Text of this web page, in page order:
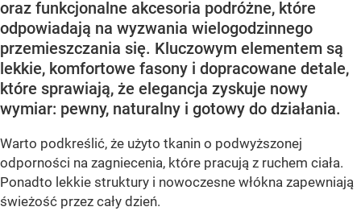
oraz funkcjonalne akcesoria podróżne, które
odpowiadają na wyzwania wielogodzinnego
przemieszczania się. Kluczowym elementem są
lekkie, komfortowe fasony i dopracowane detale,
które sprawiają, że elegancja zyskuje nowy
wymiar: pewny, naturalny i gotowy do działania.
Warto podkreślić, że użyto tkanin o podwyższonej
odporności na zagniecenia, które pracują z ruchem ciała.
Ponadto lekkie struktury i nowoczesne włókna zapewniają
świeżość przez cały dzień.